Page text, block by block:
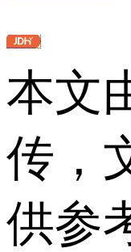
本文
传，
供参